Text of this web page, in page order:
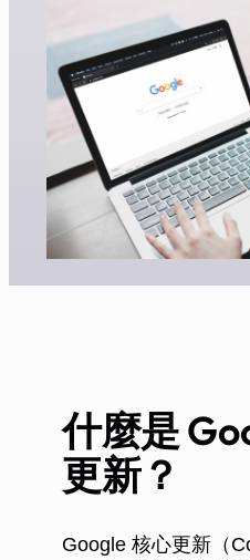
什麼是
更新？
Google 核心更新（